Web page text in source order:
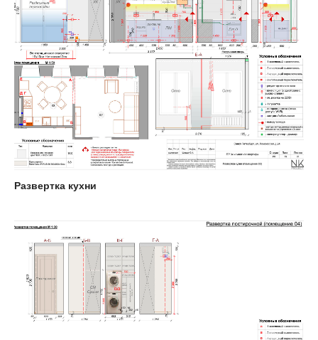
Развертка кухни